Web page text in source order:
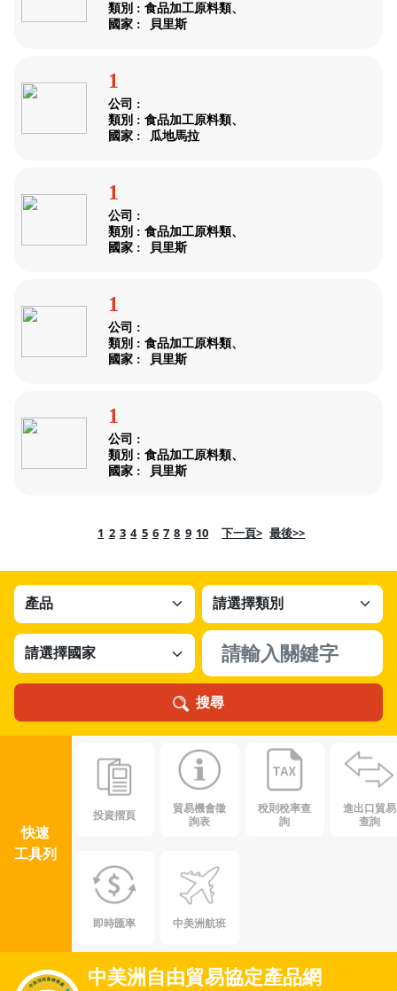
類別 : 食品加工原料類、
國家 :
貝里斯
1
公司 :
類別 : 食品加工原料類、
國家 :
瓜地馬拉
1
公司 :
類別 : 食品加工原料類、
國家 :
貝里斯
1
公司 :
類別 : 食品加工原料類、
國家 :
貝里斯
1
公司 :
類別 : 食品加工原料類、
國家 :
貝里斯
1 2 3 4 5 6 7 8 9 10 下一頁> 最後>>
搜尋
快速
工具列
投資摺頁
貿易機會徵
詢表
稅則稅率查
詢
進出口貿易
查詢
即時匯率 中美洲航班
中美洲自由貿易協定產品網